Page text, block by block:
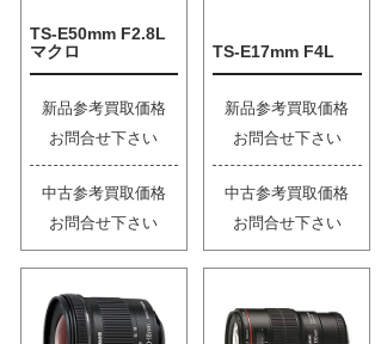
TS-E50mm F2.8L
マクロ
新品参考買取価格
お問合せ下さい
中古参考買取価格
お問合せ下さい
TS-E17mm F4L
新品参考買取価格
お問合せ下さい
中古参考買取価格
お問合せ下さい